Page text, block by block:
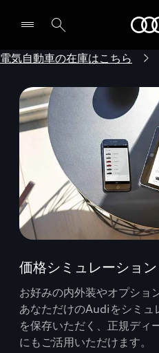
電気自動車の在庫はこちら
価格シミュレーション
お好みの内外装やオプショ
あなただけのAudiをシミュ
を保存いただく、正規ディ
にもご活用いただけます。